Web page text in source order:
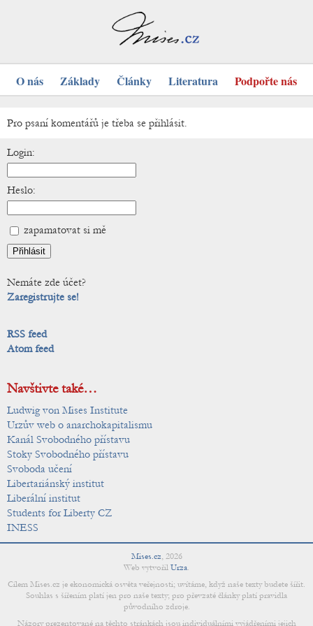
O nás Základy Články Literatura Podpořte nás
Pro psaní komentářů je třeba se přihlásit.
Login:
Heslo:
zapamatovat si mě
Nemáte zde účet?
Zaregistrujte se!
RSS feed
Atom feed
Navštivte také…
Ludwig von Mises Institute
Urzův web o anarchokapitalismu
Kanál Svobodného přístavu
Stoky Svobodného přístavu
Svoboda učení
Libertariánský institut
Liberální institut
Students for Liberty CZ
INESS
Mises.cz, 2026
Web vytvořil Urza.
Cílem Mises.cz je ekonomická osvěta veřejnosti; uvítáme, když naše texty budete šířit.
Souhlas s šířením platí jen pro naše texty; pro převzaté články platí pravidla
původního zdroje.
Názory prezentované na těchto stránkách jsou individuálními vyjádřeními jejich